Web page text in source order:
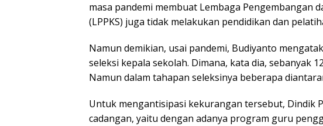
masa pandemi membuat Lembaga Pengembangan
(LPPKS) juga tidak melakukan pendidikan dan
Namun demikian, usai pandemi, Budiyanto
seleksi kepala sekolah. Dimana, kata dia, sebanyak
Namun dalam tahapan seleksinya beberapa
Untuk mengantisipasi kekurangan tersebut, Dindik
cadangan, yaitu dengan adanya program guru